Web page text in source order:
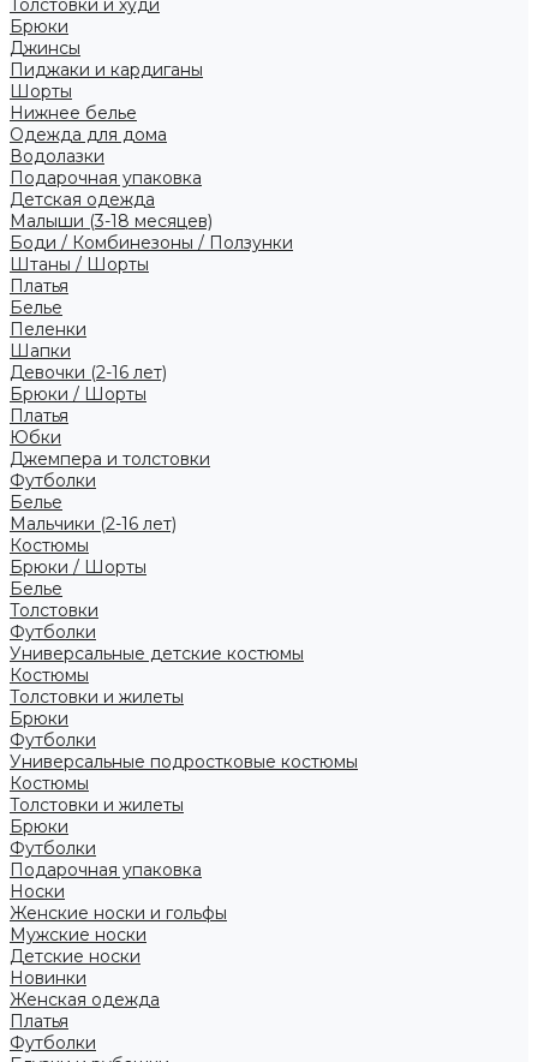
Толстовки и худи
Брюки
Джинсы
Пиджаки и кардиганы
Шорты
Нижнее белье
Одежда для дома
Водолазки
Подарочная упаковка
Детская одежда
Малыши (3-18 месяцев)
Боди / Комбинезоны / Ползунки
Штаны / Шорты
Платья
Белье
Пеленки
Шапки
Девочки (2-16 лет)
Брюки / Шорты
Платья
Юбки
Джемпера и толстовки
Футболки
Белье
Мальчики (2-16 лет)
Костюмы
Брюки / Шорты
Белье
Толстовки
Футболки
Универсальные детские костюмы
Костюмы
Толстовки и жилеты
Брюки
Футболки
Универсальные подростковые костюмы
Костюмы
Толстовки и жилеты
Брюки
Футболки
Подарочная упаковка
Носки
Женские носки и гольфы
Мужские носки
Детские носки
Новинки
Женская одежда
Платья
Футболки